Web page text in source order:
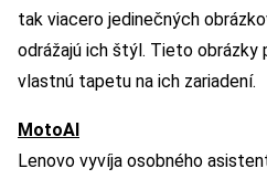
tak viacero jedinečných
odrážajú ich štýl. Tieto
vlastnú tapetu na ich zariadení.
MotoAI
Lenovo vyvíja osobného